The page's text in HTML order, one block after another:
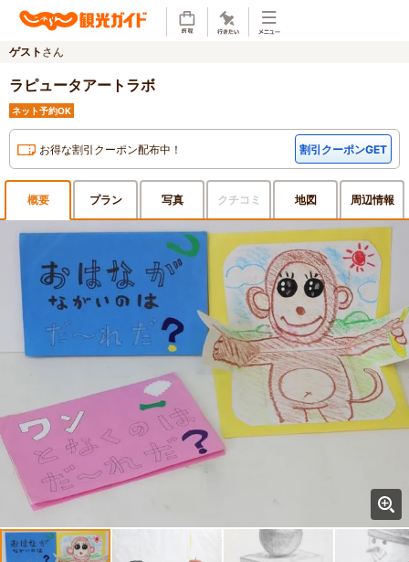
ゲスト さん
ラピュータアートラボ
ネット予約OK
お得な割引クーポン配布中！ 割引クーポンGET
概要 プラン 写真 クチコミ 地図 周辺情報